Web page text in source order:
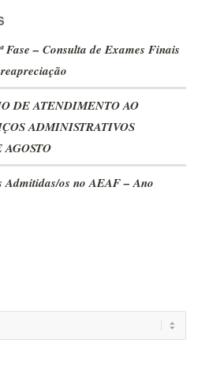
Fase – Consulta de Exames Finais
DE ATENDIMENTO AO
ADMINISTRATIVOS
Admitidas/os no AEAF – Ano